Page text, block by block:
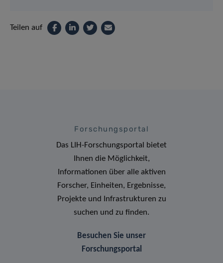
Teilen auf
Forschungsportal
Das LIH-Forschungsportal bietet
Ihnen die Möglichkeit,
Informationen über alle aktiven
Forscher, Einheiten, Ergebnisse,
Projekte und Infrastrukturen zu
suchen und zu finden.
Besuchen Sie unser
Forschungsportal